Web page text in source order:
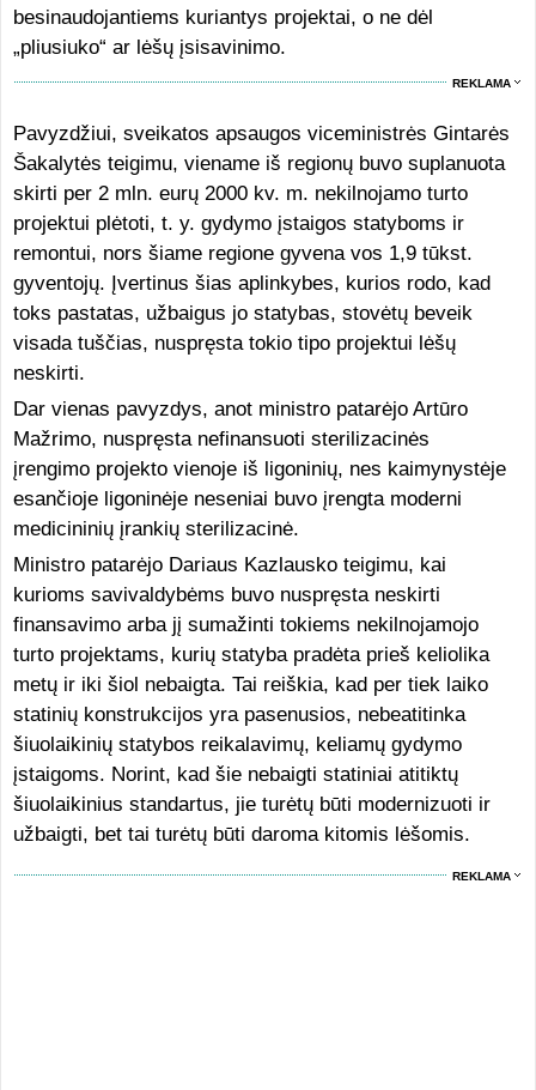
besinaudojantiems kuriantys projektai, o ne dėl
„pliusiuko“ ar lėšų įsisavinimo.
REKLAMA
Pavyzdžiui, sveikatos apsaugos viceministrės Gintarės
Šakalytės teigimu, viename iš regionų buvo suplanuota
skirti per 2 mln. eurų 2000 kv. m. nekilnojamo turto
projektui plėtoti, t. y. gydymo įstaigos statyboms ir
remontui, nors šiame regione gyvena vos 1,9 tūkst.
gyventojų. Įvertinus šias aplinkybes, kurios rodo, kad
toks pastatas, užbaigus jo statybas, stovėtų beveik
visada tuščias, nuspręsta tokio tipo projektui lėšų
neskirti.
Dar vienas pavyzdys, anot ministro patarėjo Artūro
Mažrimo, nuspręsta nefinansuoti sterilizacinės
įrengimo projekto vienoje iš ligoninių, nes kaimynystėje
esančioje ligoninėje neseniai buvo įrengta moderni
medicininių įrankių sterilizacinė.
Ministro patarėjo Dariaus Kazlausko teigimu, kai
kurioms savivaldybėms buvo nuspręsta neskirti
finansavimo arba jį sumažinti tokiems nekilnojamojo
turto projektams, kurių statyba pradėta prieš keliolika
metų ir iki šiol nebaigta. Tai reiškia, kad per tiek laiko
statinių konstrukcijos yra pasenusios, nebeatitinka
šiuolaikinių statybos reikalavimų, keliamų gydymo
įstaigoms. Norint, kad šie nebaigti statiniai atitiktų
šiuolaikinius standartus, jie turėtų būti modernizuoti ir
užbaigti, bet tai turėtų būti daroma kitomis lėšomis.
REKLAMA